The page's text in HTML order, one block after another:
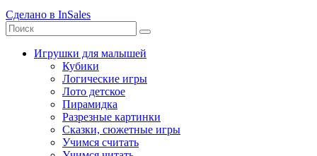
Сделано в InSales
Игрушки для малышей
Кубики
Логические игры
Лото детское
Пирамидка
Разрезные картинки
Сказки, сюжетные игры
Учимся считать